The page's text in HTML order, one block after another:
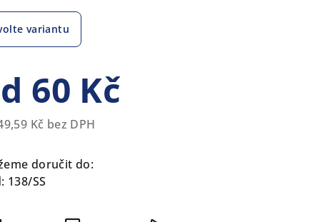
variantu
60 Kč
Kč bez DPH
doručit do:
138/SS